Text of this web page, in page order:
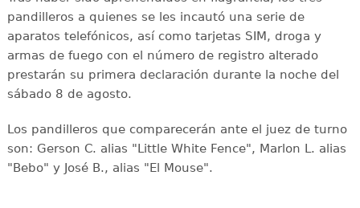
pandilleros a quienes se les incautó una serie de
aparatos telefónicos, así como tarjetas SIM, droga y
armas de fuego con el número de registro alterado
prestarán su primera declaración durante la noche del
sábado 8 de agosto.
Los pandilleros que comparecerán ante el juez de turno
son: Gerson C. alias "Little White Fence", Marlon L. alias
"Bebo" y José B., alias "El Mouse".